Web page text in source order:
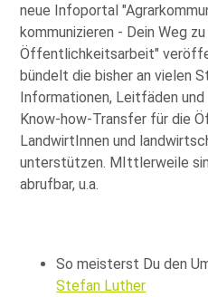
neue Infoportal
kommunizieren - Dein Weg
Öffentlichkeitsarbeit
bündelt die bisher an vielen
Informationen, Leitfäden
Know-how-Transfer für die
LandwirtInnen und
unterstützen. MIttlerweile
abrufbar, u.a.
So meisterst Du den
Stefan Luther